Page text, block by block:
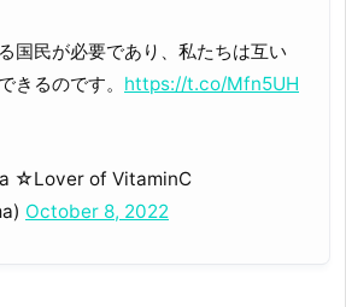
国民が必要であり、私たちは互い
きるのです。 https://t.co/Mfn5UH
☆Lover of VitaminC
October 8, 2022